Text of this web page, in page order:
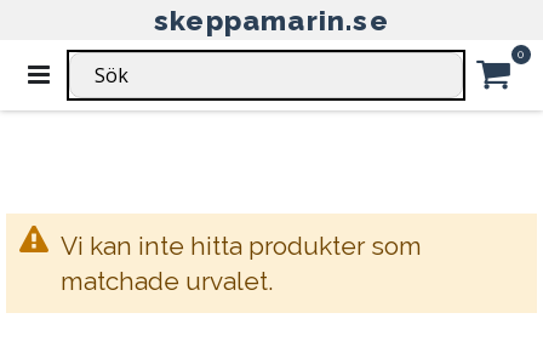
skeppamarin.se
Växla
Nav
0
EL & BELYSNING DIVERSE EL
DIVERSE EL - EL & BELYSNING
Vi kan inte hitta produkter som
matchade urvalet.